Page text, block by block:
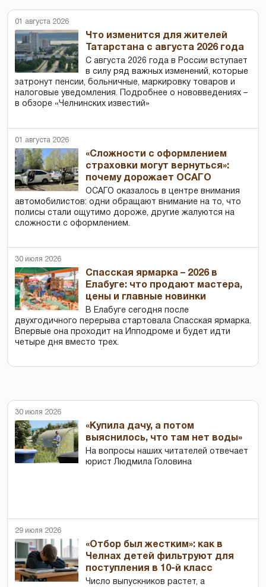
01 августа 2026
Что изменится для жителей
Татарстана с августа 2026 года
С августа 2026 года в России вступает
в силу ряд важных изменений, которые
затронут пенсии, больничные, маркировку товаров и
налоговые уведомления. Подробнее о нововведениях –
в обзоре «Челнинских известий»
01 августа 2026
«Сложности с оформлением
страховки могут вернуться»:
почему дорожает ОСАГО
ОСАГО оказалось в центре внимания
автомобилистов: одни обращают внимание на то, что
полисы стали ощутимо дороже, другие жалуются на
сложности с оформлением.
30 июля 2026
Спасская ярмарка – 2026 в
Елабуге: что продают мастера,
цены и главные новинки
В Елабуге сегодня после
двухгодичного перерыва стартовала Спасская ярмарка.
Впервые она проходит на Ипподроме и будет идти
четыре дня вместо трех.
30 июля 2026
«Купила дачу, а потом
выяснилось, что там нет воды»
На вопросы наших читателей отвечает
юрист Людмила Головина
29 июля 2026
«Отбор был жестким»: как в
Челнах детей фильтруют для
поступления в 10-й класс
Число выпускников растет, а